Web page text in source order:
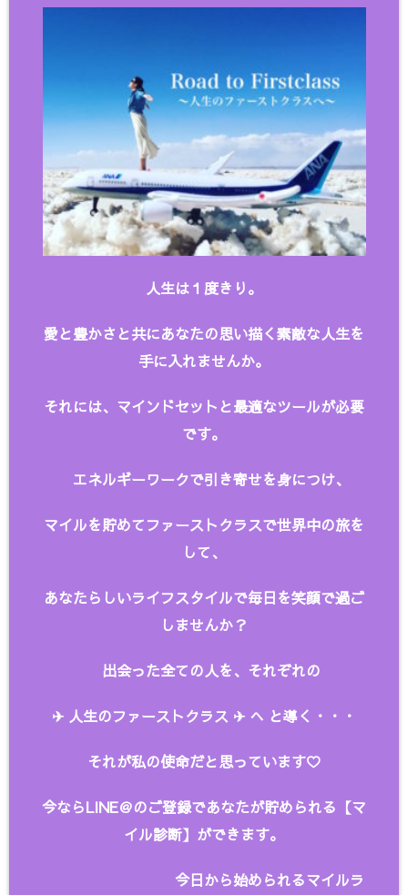
人生は１度きり。
愛と豊かさと共にあなたの思い描く素敵な人生を
手に入れませんか。
それには、マインドセットと最適なツールが必要
です。
エネルギーワークで引き寄せを身につけ、
マイルを貯めてファーストクラスで世界中の旅を
して、
あなたらしいライフスタイルで毎日を笑顔で過ご
しませんか？
出会った全ての人を、 それぞれの
✈︎ 人生のファーストクラス ✈︎ へ と導く・・・
それが私の使命だと思っています♡
今ならLINE＠のご登録であなたが貯められる【マ
イル診断】ができます。
今日から始められるマイルラ